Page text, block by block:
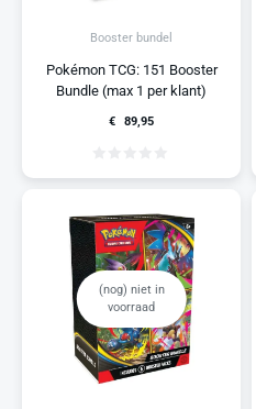
Booster bundel
Pokémon TCG: 151 Booster
Bundle (max 1 per klant)
€ 89,95
(nog) niet in
voorraad